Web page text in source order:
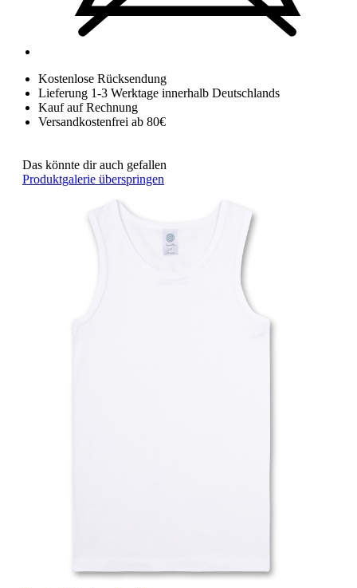
Kostenlose Rücksendung
Lieferung 1-3 Werktage innerhalb Deutschlands
Kauf auf Rechnung
Versandkostenfrei ab 80€
Das könnte dir auch gefallen
Produktgalerie überspringen